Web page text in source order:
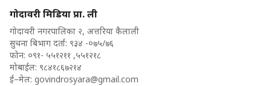
गोदावरी मिडिया प्रा. ली
गोदावरी नगरपालिका २, अत्तरिया कैलाली
सुचना बिभाग दर्ता: ९३४ -०७५/७६
फोन: ०९१- ५५१२११ ,५५१२१८
मोबाईल: ९८४१८६७२१४
ई–मेल: govindrosyara@gmail.com